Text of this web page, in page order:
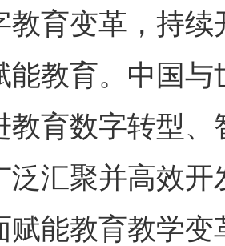
教育变革，持
能教育。中国
教育数字转型
泛汇聚并高效
赋能教育教学